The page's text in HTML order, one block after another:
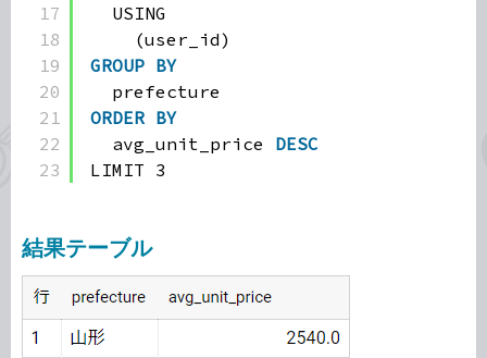
17
18
19
20
21
22
23
USING
(user_id)
GROUP BY
prefecture
ORDER BY
avg_unit_price DESC
LIMIT 3
結果テーブル